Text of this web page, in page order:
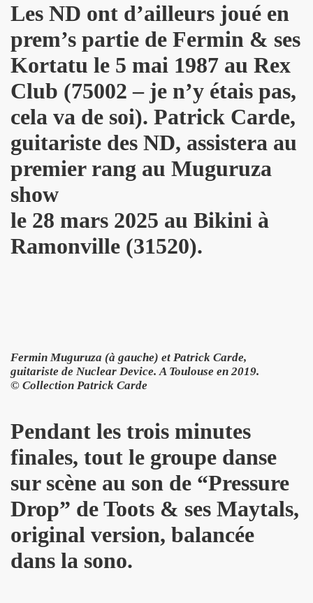
Les ND ont d’ailleurs joué en
prem’s partie de Fermin & ses
Kortatu le 5 mai 1987 au Rex
Club (75002 – je n’y étais pas,
cela va de soi). Patrick Carde,
guitariste des ND, assistera au
premier rang au Muguruza
show
le 28 mars 2025 au Bikini à
Ramonville (31520).
Fermin Muguruza (à gauche) et Patrick Carde,
guitariste de Nuclear Device.A Toulouse en 2019.
© Collection Patrick Carde
Pendant les trois minutes
finales, tout le groupe danse
sur scène au son de “Pressure
Drop” de Toots & ses Maytals,
original version, balancée
dans la sono.
le 18 decembre 2013 a LA BOULE NOIRE (Paris) :
2013 au TRIANON (Paris) : compte rendu.
FOLLLIES" (decembre 2013).
PASCAUD dans "TELERAMA" (8 au 14 janvier 2014).
MATIN" (20 decembre 2013).
(mercredi 18 decembre 2013).
T. MUGLER dans "TETU" (decembre 2013).
+ ICI PARIS le 14 novembre 2013 au TRIANON (Paris)
dans "PARIS MONTMARTRE" (ete 2013).
au TRIANON (avec MICK JONES) et le 12 juillet 2013
au THEATRE DU PETIT SAINT MARTIN (Paris) :
DU SINGE") le 28 juin 2013 au PALAIS DES
TOUR" de JOHNNY HALLYDAY le 16 juin 2013 a
CHIC" par JEAN ERIC PERRIN ("ROCK AND FOLK",
de MARIE FRANCE par CHRISTIAN LEBRUN dans